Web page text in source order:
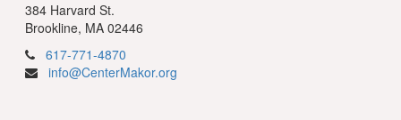
384 Harvard St.
Brookline, MA 02446
617-771-4870
info@CenterMakor.org